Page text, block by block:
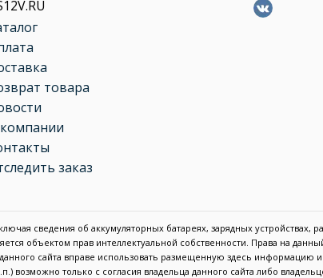
товара
заказ
сведения об аккумуляторных батареях, зарядных устройствах,
объектом прав интеллектуальной собственности. Права на
сайта вправе использовать размещенную здесь
возможно только с согласия владельца данного сайта либо